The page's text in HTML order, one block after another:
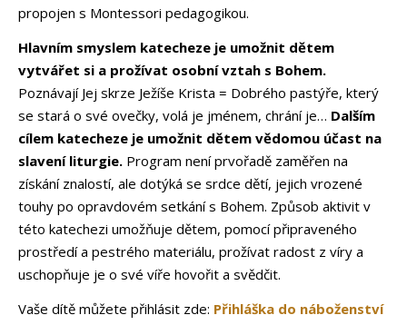
propojen s Montessori pedagogikou.
Hlavním smyslem katecheze je umožnit dětem
vytvářet si a prožívat osobní vztah s Bohem.
Poznávají Jej skrze Ježíše Krista = Dobrého pastýře, který
se stará o své ovečky, volá je jménem, chrání je… Dalším
cílem katecheze je umožnit dětem vědomou účast na
slavení liturgie. Program není prvořadě zaměřen na
získání znalostí, ale dotýká se srdce dětí, jejich vrozené
touhy po opravdovém setkání s Bohem. Způsob aktivit v
této katechezi umožňuje dětem, pomocí připraveného
prostředí a pestrého materiálu, prožívat radost z víry a
uschopňuje je o své víře hovořit a svědčit.
Vaše dítě můžete přihlásit zde: Přihláška do náboženství